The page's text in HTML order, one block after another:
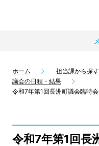
ホーム 担当課から探す
議会の日程・結果
令和7年第1回長洲町議会臨時
令和7年第1回長